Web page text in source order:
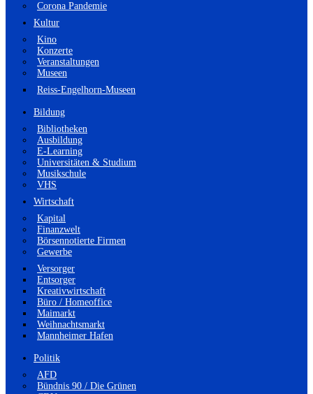
Corona Pandemie
Kultur
Kino
Konzerte
Veranstaltungen
Museen
Reiss-Engelhorn-Museen
Bildung
Bibliotheken
Ausbildung
E-Learning
Universitäten & Studium
Musikschule
VHS
Wirtschaft
Kapital
Finanzwelt
Börsennotierte Firmen
Gewerbe
Versorger
Entsorger
Kreativwirtschaft
Büro / Homeoffice
Maimarkt
Weihnachtsmarkt
Mannheimer Hafen
Politik
AFD
Bündnis 90 / Die Grünen